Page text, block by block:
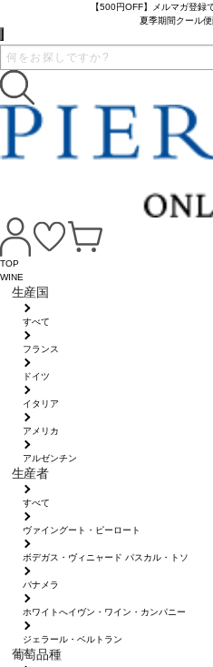
【500円OFF】メルマガ登録
夏季期間クール
TOP
WINE
生産国
すべて
フランス
ドイツ
イタリア
アメリカ
アルゼンチン
生産者
すべて
ヴァイングート・ピーロート
ボデガス・ヴィニャード パスカル・トソ
パナメラ
ホワイトへイヴン・ワイン・カンパニー
ジェラール・ベルトラン
葡萄品種